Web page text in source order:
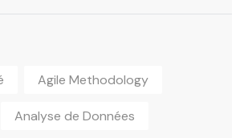
Agile Methodology
Analyse de Données